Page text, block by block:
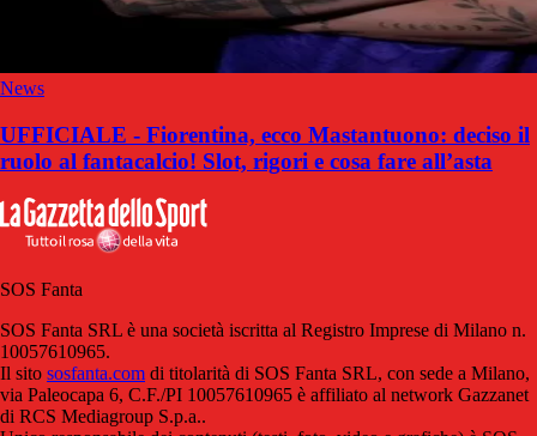
News
UFFICIALE - Fiorentina, ecco Mastantuono: deciso il
ruolo al fantacalcio! Slot, rigori e cosa fare all’asta
SOS Fanta
SOS Fanta SRL è una società iscritta al Registro Imprese di Milano n.
10057610965.
Il sito sosfanta.com di titolarità di SOS Fanta SRL, con sede a Milano,
via Paleocapa 6, C.F./PI 10057610965 è affiliato al network Gazzanet
di RCS Mediagroup S.p.a..